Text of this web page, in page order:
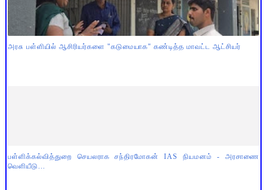
அரசு பள்ளியில் ஆசிரியர்களை "கடுமையாக" கண்டித்த மாவட்ட ஆட்சியர்
பள்ளிக்கல்வித்துறை செயலராக சந்திரமோகன் IAS நியமனம் - அரசாணை
வெளியீடு...